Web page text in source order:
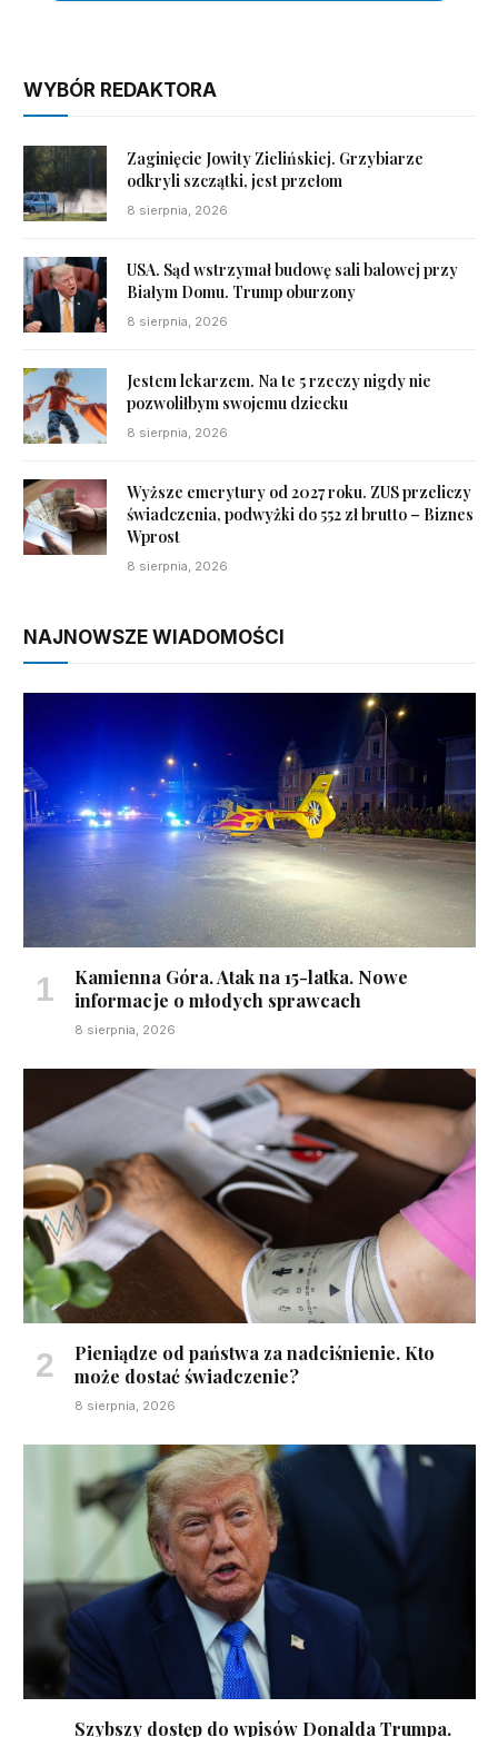
WYBÓR REDAKTORA
Zaginięcie Jowity Zielińskiej. Grzybiarze
odkryli szczątki, jest przełom
8 sierpnia, 2026
USA. Sąd wstrzymał budowę sali balowej przy
Białym Domu. Trump oburzony
8 sierpnia, 2026
Jestem lekarzem. Na te 5 rzeczy nigdy nie
pozwoliłbym swojemu dziecku
8 sierpnia, 2026
Wyższe emerytury od 2027 roku. ZUS przeliczy
świadczenia, podwyżki do 552 zł brutto – Biznes
Wprost
8 sierpnia, 2026
NAJNOWSZE WIADOMOŚCI
Kamienna Góra. Atak na 15-latka. Nowe
informacje o młodych sprawcach
8 sierpnia, 2026
Pieniądze od państwa za nadciśnienie. Kto
może dostać świadczenie?
8 sierpnia, 2026
Szybszy dostęp do wpisów Donalda Trumpa.